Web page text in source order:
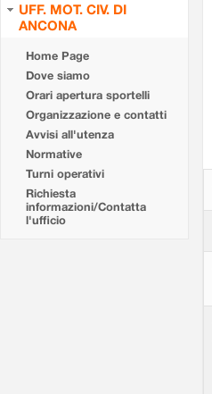
UFF. MOT. CIV. DI
ANCONA
Home Page
Dove siamo
Orari apertura sportelli
Organizzazione e contatti
Avvisi all'utenza
Normative
Turni operativi
Richiesta
informazioni/Contatta
l'ufficio